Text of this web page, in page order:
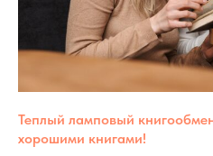
Теплый ламповый
хорошими книгами!